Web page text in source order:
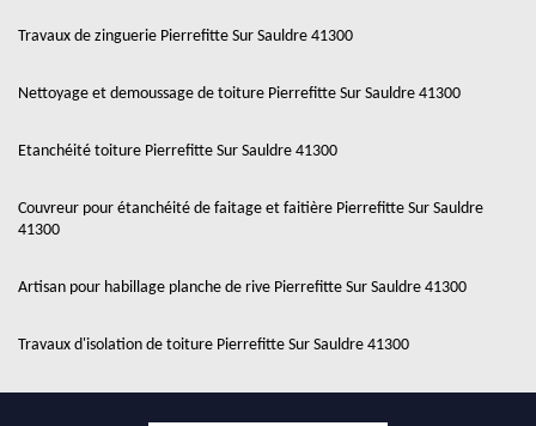
Travaux de zinguerie Pierrefitte Sur Sauldre 41300
Nettoyage et demoussage de toiture Pierrefitte Sur Sauldre 41300
Etanchéité toiture Pierrefitte Sur Sauldre 41300
Couvreur pour étanchéité de faitage et faitière Pierrefitte Sur Sauldre
41300
Artisan pour habillage planche de rive Pierrefitte Sur Sauldre 41300
Travaux d'isolation de toiture Pierrefitte Sur Sauldre 41300